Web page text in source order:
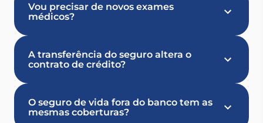
Vou precisar de novos exames
médicos?
A transferência do seguro altera o
contrato de crédito?
O seguro de vida fora do banco tem as
mesmas coberturas?